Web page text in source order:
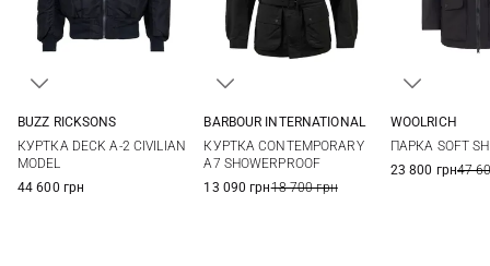
BUZZ RICKSONS
КУРТКА DECK A-2 CIVILIAN
MODEL
44 600 грн
BARBOUR INTERNATIONAL
КУРТКА CONTEMPORARY
A7 SHOWERPROOF
13 090 грн18 700 грн
WOOLRICH
ПАРКА SOFT
23 800 грн47